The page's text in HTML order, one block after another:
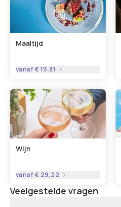
Maaltijd
vanaf€ 19,81
Wijn
vanaf€ 29,22
Veelgestelde vragen